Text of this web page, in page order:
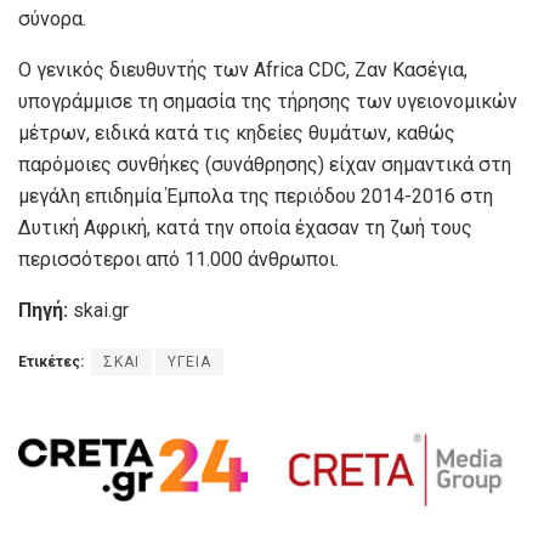
σύνορα.
Ο γενικός διευθυντής των Africa CDC, Ζαν Κασέγια,
υπογράμμισε τη σημασία της τήρησης των υγειονομικών
μέτρων, ειδικά κατά τις κηδείες θυμάτων, καθώς
παρόμοιες συνθήκες (συνάθρησης) είχαν σημαντικά στη
μεγάλη επιδημία Έμπολα της περιόδου 2014-2016 στη
Δυτική Αφρική, κατά την οποία έχασαν τη ζωή τους
περισσότεροι από 11.000 άνθρωποι.
Πηγή: skai.gr
Ετικέτες: ΣΚΑΙ ΥΓΕΙΑ